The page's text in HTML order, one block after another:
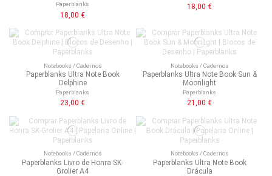
Paperblanks
18,00 €
18,00 €
Notebooks / Cadernos
Paperblanks Ultra Note Book
Delphine
Paperblanks
23,00 €
Notebooks / Cadernos
Paperblanks Ultra Note Book Sun &
Moonlight
Paperblanks
21,00 €
Notebooks / Cadernos
Paperblanks Livro de Honra SK-
Grolier A4
Notebooks / Cadernos
Paperblanks Ultra Note Book
Drácula